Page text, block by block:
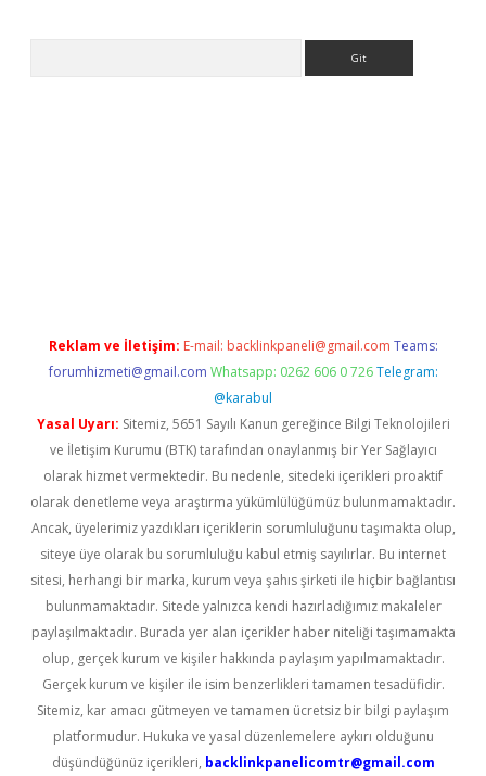
Reklam ve İletişim: E-mail: backlinkpaneli@gmail.com Teams:
forumhizmeti@gmail.com Whatsapp: 0262 606 0 726 Telegram:
@karabul
Yasal Uyarı: Sitemiz, 5651 Sayılı Kanun gereğince Bilgi Teknolojileri
ve İletişim Kurumu (BTK) tarafından onaylanmış bir Yer Sağlayıcı
olarak hizmet vermektedir. Bu nedenle, sitedeki içerikleri proaktif
olarak denetleme veya araştırma yükümlülüğümüz bulunmamaktadır.
Ancak, üyelerimiz yazdıkları içeriklerin sorumluluğunu taşımakta olup,
siteye üye olarak bu sorumluluğu kabul etmiş sayılırlar. Bu internet
sitesi, herhangi bir marka, kurum veya şahıs şirketi ile hiçbir bağlantısı
bulunmamaktadır. Sitede yalnızca kendi hazırladığımız makaleler
paylaşılmaktadır. Burada yer alan içerikler haber niteliği taşımamakta
olup, gerçek kurum ve kişiler hakkında paylaşım yapılmamaktadır.
Gerçek kurum ve kişiler ile isim benzerlikleri tamamen tesadüfidir.
Sitemiz, kar amacı gütmeyen ve tamamen ücretsiz bir bilgi paylaşım
platformudur. Hukuka ve yasal düzenlemelere aykırı olduğunu
düşündüğünüz içerikleri, backlinkpanelicomtr@gmail.com